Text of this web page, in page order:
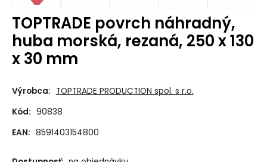
TOPTRADE povrch náhradný,
huba morská, rezaná, 250 x 130
x 30 mm
Výrobca: TOPTRADE PRODUCTION spol. s r.o.
Kód: 90838
EAN: 8591403154800